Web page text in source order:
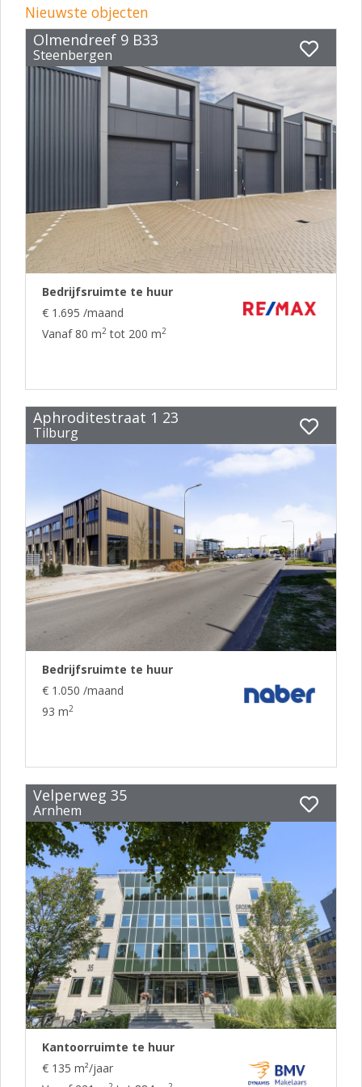
Nieuwste objecten
Olmendreef 9 B33
Steenbergen
Bedrijfsruimte te huur
€ 1.695 /maand
Vanaf 80 m2 tot 200 m2
Aphroditestraat 1 23
Tilburg
Bedrijfsruimte te huur
€ 1.050 /maand
93 m2
Velperweg 35
Arnhem
Kantoorruimte te huur
€ 135 m²/jaar